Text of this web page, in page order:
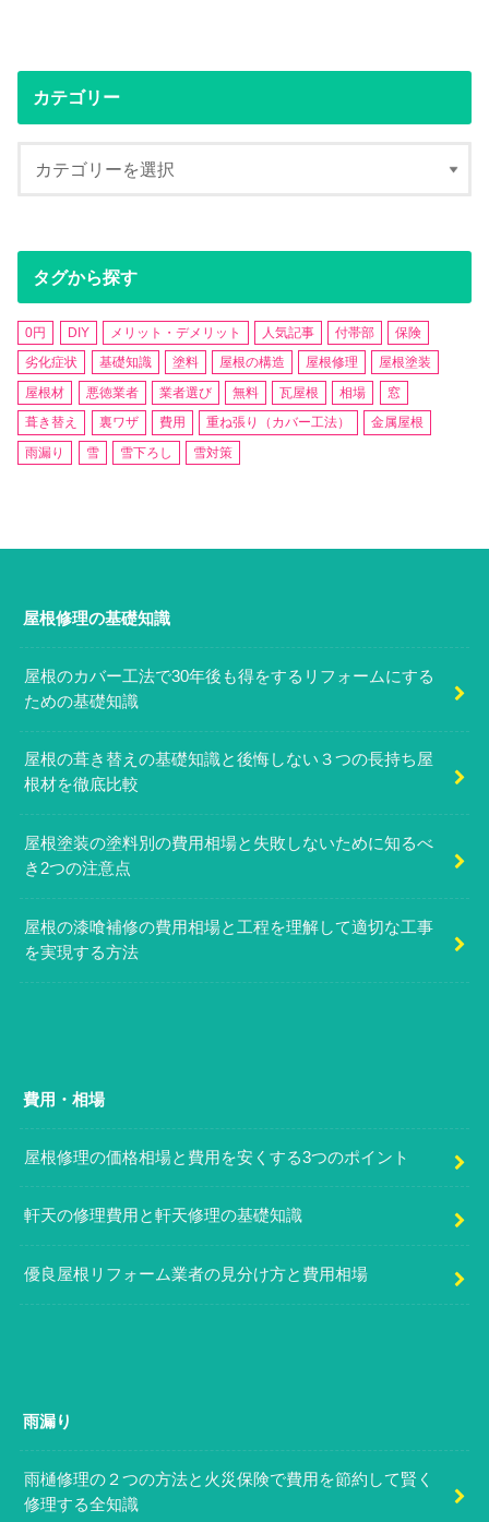
カテゴリー
タグから探す
0円 DIY メリット・デメリット 人気記事 付帯部
保険
劣化症状
基礎知識 塗料 屋根の構造 屋根修理
屋根塗装
屋根材
悪徳業者 業者選び 無料 瓦屋根 相場
窓
葺き替え
裏ワザ 費用 重ね張り（カバー工法）
金属屋根
雨漏り
雪 雪下ろし 雪対策
屋根修理の基礎知識
屋根のカバー工法で30年後も得をするリフォームにする
ための基礎知識
屋根の葺き替えの基礎知識と後悔しない３つの長持ち屋
根材を徹底比較
屋根塗装の塗料別の費用相場と失敗しないために知るべ
き2つの注意点
屋根の漆喰補修の費用相場と工程を理解して適切な工事
を実現する方法
費用・相場
屋根修理の価格相場と費用を安くする3つのポイント
軒天の修理費用と軒天修理の基礎知識
優良屋根リフォーム業者の見分け方と費用相場
雨漏り
雨樋修理の２つの方法と火災保険で費用を節約して賢く
修理する全知識